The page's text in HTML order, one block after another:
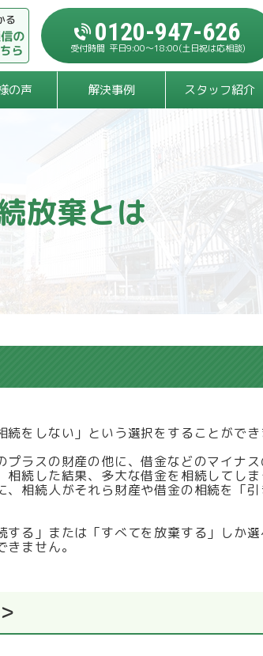
0120-947-626
平日9:00～18:00(土日祝は応相談)
の声 解決事例 スタッフ紹介
放棄とは
をしない」という選択をすることができ
プラスの財産の他に、借金などのマイナ
続した結果、多大な借金を相続してしま
、相続人がそれら財産や借金の相続を「
する」または「すべてを放棄する」しか
ません。